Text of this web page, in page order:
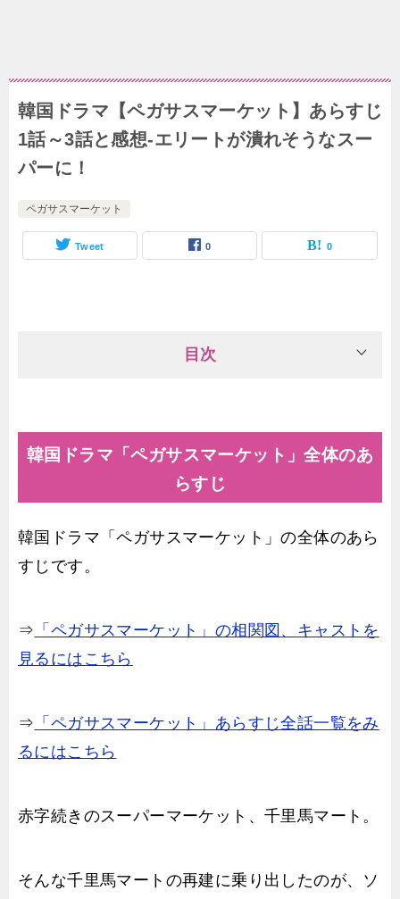
韓国ドラマ【ペガサスマーケット】あらすじ
1話～3話と感想-エリートが潰れそうなスー
パーに！
ペガサスマーケット
Tweet 0 0
目次
韓国ドラマ「ペガサスマーケット」全体のあ
らすじ
韓国ドラマ「ペガサスマーケット」の全体のあら
すじです。
⇒ 「ペガサスマーケット」の相関図、キャストを
見るにはこちら
⇒ 「ペガサスマーケット」あらすじ全話一覧をみ
るにはこちら
赤字続きのスーパーマーケット、千里馬マート。
そんな千里馬マートの再建に乗り出したのが、ソ